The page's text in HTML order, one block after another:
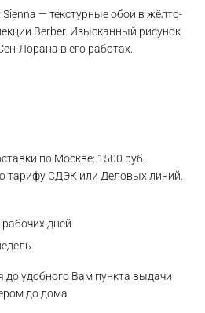
Sienna — текстурные обои в жёлто-
Berber. Изысканный рисунок
Лорана в его работах.
по Москве: 1500 руб..
тарифу СДЭК или Деловых линий.
дней
до удобного Вам пункта выдачи
до дома